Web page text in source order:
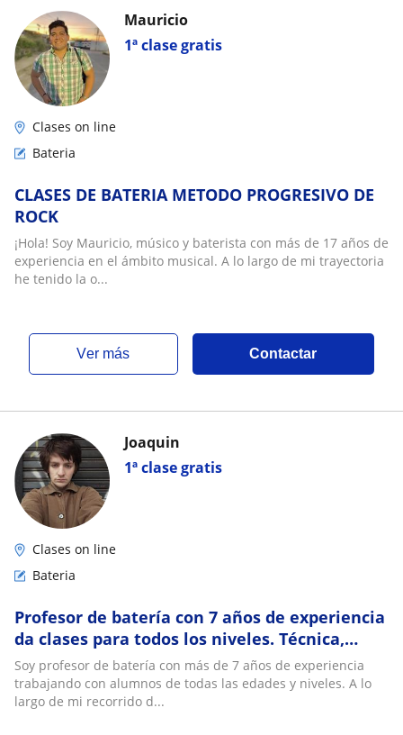
1ª clase gratis
Mauricio
Clases on line
Bateria
CLASES DE BATERIA METODO PROGRESIVO DE
ROCK
¡Hola! Soy Mauricio, músico y baterista con más de 17 años de
experiencia en el ámbito musical. A lo largo de mi trayectoria
he tenido la o...
ver más Contactar
1ª clase gratis
Joaquin
Clases on line
Bateria
Profesor de batería con 7 años de experiencia
da clases para todos los niveles. Técnica,
coordinación y ritmo con enfoque práctico
Soy profesor de batería con más de 7 años de experiencia
trabajando con alumnos de todas las edades y niveles. A lo
largo de mi recorrido d...